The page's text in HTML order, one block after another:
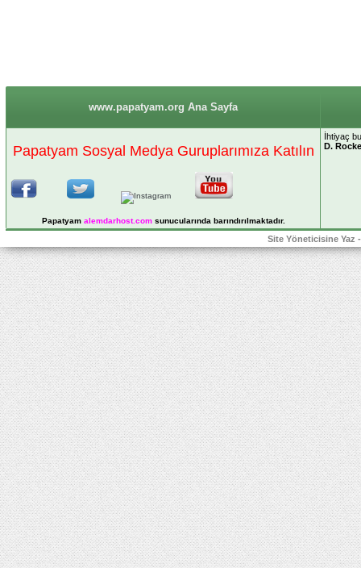
www.papatyam.org Ana Sayfa
Papatyam Sosyal Medya Guruplarımıza Katılın
Papatyam alemdarhost.comsunucularında barındırılmaktadır.
İhtiyaç
D.
Site Yöneticisine Yaz